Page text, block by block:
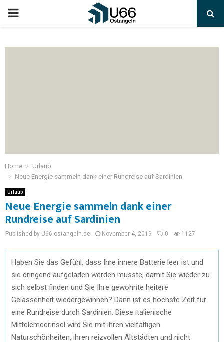
Home
Urlaub
Neue Energie sammeln dank einer Rundreise auf Sardinien
Urlaub
Neue Energie sammeln dank einer
Rundreise auf Sardinien
Published by U66-ostangeln.de November 4, 2019 0 1127
Haben Sie das Gefühl, dass Ihre innere Batterie leer ist und
sie dringend aufgeladen werden müsste, damit Sie wieder zu
sich selbst finden und Sie Ihre gewohnte heitere
Gelassenheit wiedergewinnen? Dann ist es höchste Zeit für
eine Rundreise durch Sardinien. Diese italienische
Mittelemeerinsel wird Sie mit ihren vielfältigen
Naturschönheiten, ihren reizvollen Altstädten und nicht